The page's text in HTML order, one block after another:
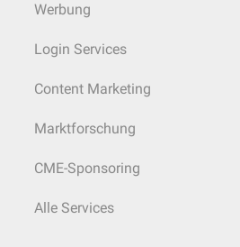
Werbung
Login Services
Content Marketing
Marktforschung
CME-Sponsoring
Alle Services